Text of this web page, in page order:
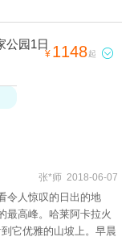
公园1日
¥ 1148起 
张*师 2018-06-07
令人惊叹的日出的地
最高峰。哈莱阿卡拉火
它优雅的山坡上。早晨